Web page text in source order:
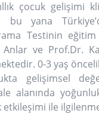
çocuk gelişimi
bu yana
Testinin eğitim
ve Prof.Dr.
0-3 yaş
gelişimsel
alanında
etkileşimi ile